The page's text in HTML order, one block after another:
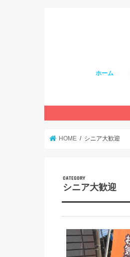
ホーム
HOME シニア大歓迎
シニア大歓迎